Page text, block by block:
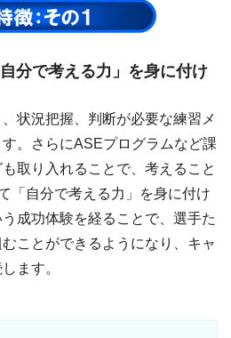
分で考える力」を身に付け
状況把握、判断が必要な練習メ
。さらにASEプログラムなど課
取り入れることで、考えること
「自分で考える力」を身に付け
成功体験を経ることで、選手た
ことができるようになり、キャ
ます。